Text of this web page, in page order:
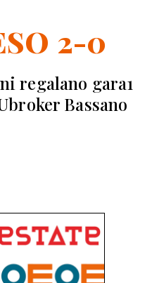
2-0
regalano gara1
Bassano